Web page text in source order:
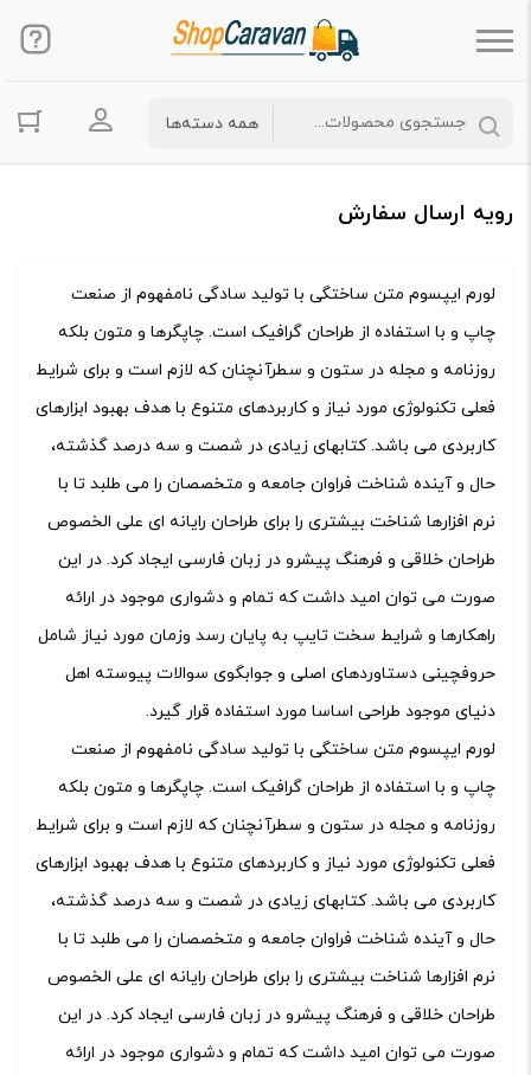
ورود به
رویه ارسال سفارش
لورم ایپسوم متن ساختگی با تولید سادگی نامفهوم از صنعت
چاپ و با استفاده از طراحان گرافیک است. چاپگرها و متون بلکه
روزنامه و مجله در ستون و سطرآنچنان که لازم است و برای شرایط
فعلی تکنولوژی مورد نیاز و کاربردهای متنوع با هدف بهبود ابزارهای
کاربردی می باشد. کتابهای زیادی در شصت و سه درصد گذشته،
حال و آینده شناخت فراوان جامعه و متخصصان را می طلبد تا با
نرم افزارها شناخت بیشتری را برای طراحان رایانه ای علی الخصوص
طراحان خلاقی و فرهنگ پیشرو در زبان فارسی ایجاد کرد. در این
صورت می توان امید داشت که تمام و دشواری موجود در ارائه
راهکارها و شرایط سخت تایپ به پایان رسد وزمان مورد نیاز شامل
حروفچینی دستاوردهای اصلی و جوابگوی سوالات پیوسته اهل
دنیای موجود طراحی اساسا مورد استفاده قرار گیرد.
لورم ایپسوم متن ساختگی با تولید سادگی نامفهوم از صنعت
چاپ و با استفاده از طراحان گرافیک است. چاپگرها و متون بلکه
روزنامه و مجله در ستون و سطرآنچنان که لازم است و برای شرایط
فعلی تکنولوژی مورد نیاز و کاربردهای متنوع با هدف بهبود ابزارهای
کاربردی می باشد. کتابهای زیادی در شصت و سه درصد گذشته،
حال و آینده شناخت فراوان جامعه و متخصصان را می طلبد تا با
نرم افزارها شناخت بیشتری را برای طراحان رایانه ای علی الخصوص
طراحان خلاقی و فرهنگ پیشرو در زبان فارسی ایجاد کرد. در این
صورت می توان امید داشت که تمام و دشواری موجود در ارائه